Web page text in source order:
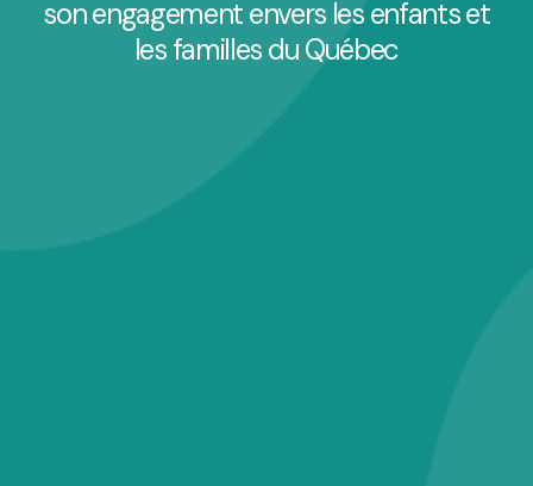
son engagement envers les enfants et
les familles du Québec